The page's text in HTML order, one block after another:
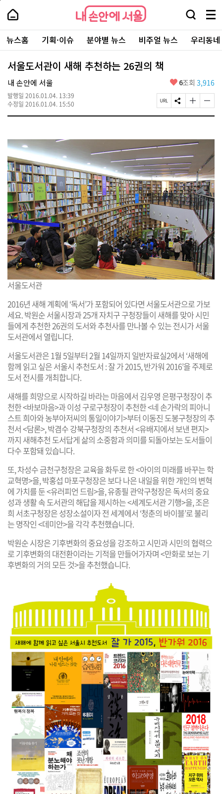
본
로
가
내
손
안
에
서
울
-
서
울
시
대
표
소
털
내
손
에
울
검
창
열
기
메
뉴
전
체
보
주
요
서
뉴스홈 기획·이슈 분야별 뉴스 비주얼 뉴스 우리동
서울도서관이 새해 추천하는 26권의 책
내 손안에 서울
발행일 2016.01.04. 13:39
수정일 2016.01.04. 15:50
좋
요
6조회 3,916
페
이
R
L
복
사
S
N
유
하
기
글
자
크
게
변
하
기
글
자
작
변
경
하
기
서울도서관
2016년 새해 계획에 ‘독서’가 포함되어 있다면 서울도서관으로 가보
세요. 박원순 서울시장과 25개 자치구 구청장들이 새해를 맞아 시민
들에게 추천한 26권의 도서와 추천사를 만나볼 수 있는 전시가 서울
도서관에서 열립니다.
서울도서관은 1월 5일부터 2월 14일까지 일반자료실2에서 ‘새해에
함께 읽고 싶은 서울시 추천도서 : 잘 가 2015, 반가워 2016’을 주제로
도서 전시를 개최합니다.
새해를 희망으로 시작하길 바라는 마음에서 김우영 은평구청장이 추
천한 <바보마음>과 이성 구로구청장이 추천한 <네 손가락의 피아니
스트 희아와 농부아저씨의 통일이야기>부터 이동진 도봉구청장의 추
천서 <담론>, 박겸수 강북구청장의 추천서 <유배지에서 보낸 편지>
까지 새해추천 도서답게 삶의 소중함과 의미를 되돌아보는 도서들이
다수 포함돼 있습니다.
또, 차성수 금천구청장은 교육을 화두로 한 <아이의 미래를 바꾸는 학
교혁명>을, 박홍섭 마포구청장은 보다 나은 내일을 위한 개인의 변혁
에 가치를 둔 <유러피언 드림>을, 유종필 관악구청장은 독서의 중요
성과 생활 속 도서관의 해답을 제시하는 <세계도서관 기행>을, 조은
희 서초구청장은 성장소설이자 전 세계에서 ‘청춘의 바이블’로 불리
는 명작인 <데미안>을 각각 추천했습니다.
박원순 시장은 기후변화의 중요성을 강조하고 시민과 시민의 협력으
로 기후변화의 대전환이라는 기적을 만들어가자며 <만화로 보는 기
후변화의 거의 모든 것>을 추천했습니다.
페
상
단
로